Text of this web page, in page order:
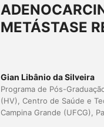
METÁSTASE
Gian Libânio da Silveira
Programa de Pós-
(HV), Centro de Saúde e
Campina Grande (UFCG),